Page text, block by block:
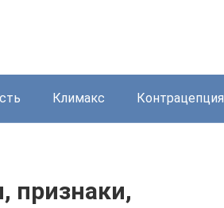
Климакс Контрацепция
признаки,